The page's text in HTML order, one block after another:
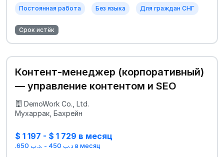
Постоянная работа Без языка Для граждан СНГ
Срок истёк
Контент‑менеджер (корпоративный)
— управление контентом и SEO
DemoWork Co., Ltd.
Мухаррак, Бахрейн
$ 1 197 - $ 1 729 в месяц
.د.ب 450 - .د.ب 650 в месяц